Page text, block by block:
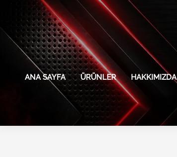
ANA SAYFA ÜRÜNLER HAKKIMIZDA